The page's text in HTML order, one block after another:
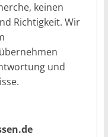
keinen
Richtigkeit. Wir
und